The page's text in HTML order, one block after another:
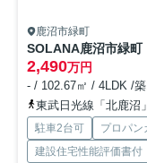
鹿沼市緑町
SOLANA鹿沼市緑
2,490万円
- / 102.67㎡ / 4LDK /
東武日光線「北鹿沼
駐車2台可 プロパン
建設住宅性能評価書付